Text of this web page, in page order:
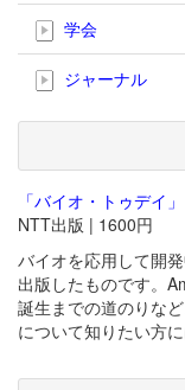
学会
ジャーナル
「バイオ・トゥデイ」
NTT出版 | 1600円
バイオを応用して開
出版したものです。
誕生までの道のりな
について知りたい方